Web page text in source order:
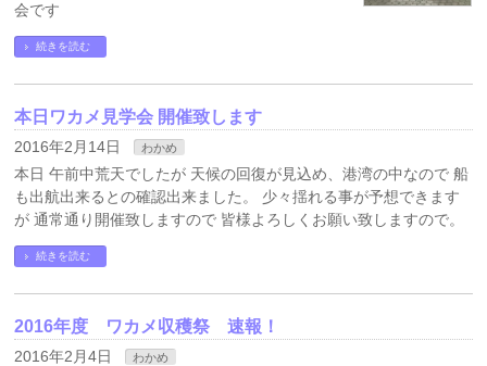
会です
続きを読む
本日ワカメ見学会 開催致します
2016年2月14日 わかめ
本日 午前中荒天でしたが 天候の回復が見込め、港湾の中なので 船
も出航出来るとの確認出来ました。 少々揺れる事が予想できます
が 通常通り開催致しますので 皆様よろしくお願い致しますので。
続きを読む
2016年度 ワカメ収穫祭 速報！
2016年2月4日 わかめ